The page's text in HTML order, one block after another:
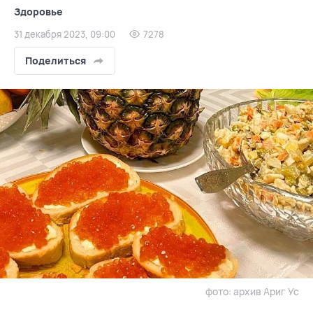
Здоровье
31 декабря 2023, 09:00 7278
Поделиться
фото: архив Ариг Ус